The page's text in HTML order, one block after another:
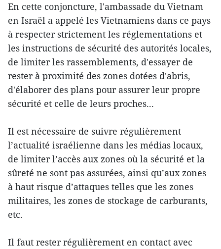
En cette conjoncture, l'ambassade du Vietnam
en Israël a appelé les Vietnamiens dans ce pays
à respecter strictement les réglementations et
les instructions de sécurité des autorités locales,
de limiter les rassemblements, d'essayer de
rester à proximité des zones dotées d'abris,
d'élaborer des plans pour assurer leur propre
sécurité et celle de leurs proches...
Il est nécessaire de suivre régulièrement
l’actualité israélienne dans les médias locaux,
de limiter l’accès aux zones où la sécurité et la
sûreté ne sont pas assurées, ainsi qu’aux zones
à haut risque d’attaques telles que les zones
militaires, les zones de stockage de carburants,
etc.
Il faut rester régulièrement en contact avec